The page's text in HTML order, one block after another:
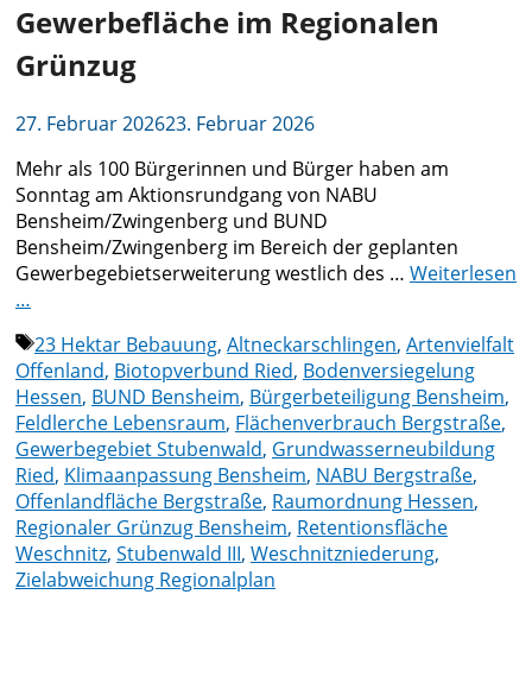
Gewerbefläche im Regionalen
Grünzug
27. Februar 202623. Februar 2026
Mehr als 100 Bürgerinnen und Bürger haben am
Sonntag am Aktionsrundgang von NABU
Bensheim/Zwingenberg und BUND
Bensheim/Zwingenberg im Bereich der geplanten
Gewerbegebietserweiterung westlich des … Weiterlesen
…
Schlagwörter
23 Hektar Bebauung, Altneckarschlingen, Artenvielfalt
Offenland, Biotopverbund Ried, Bodenversiegelung
Hessen, BUND Bensheim, Bürgerbeteiligung Bensheim,
Feldlerche Lebensraum, Flächenverbrauch Bergstraße,
Gewerbegebiet Stubenwald, Grundwasserneubildung
Ried, Klimaanpassung Bensheim, NABU Bergstraße,
Offenlandfläche Bergstraße, Raumordnung Hessen,
Regionaler Grünzug Bensheim, Retentionsfläche
Weschnitz, Stubenwald III, Weschnitzniederung,
Zielabweichung Regionalplan